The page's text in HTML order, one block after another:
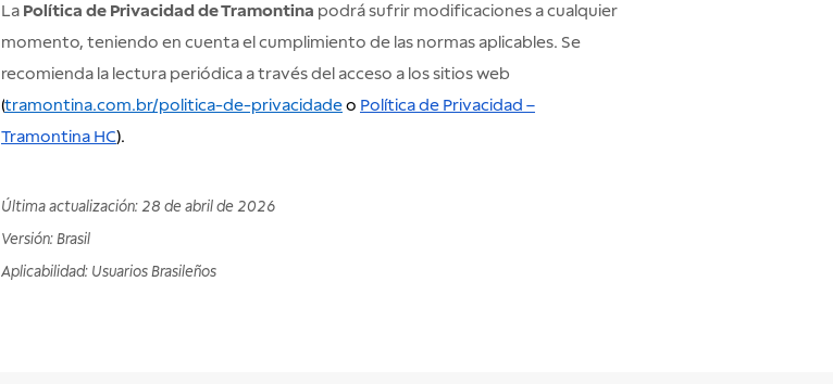
La Política de Privacidad de Tramontina podrá sufrir modificaciones a cualquier
momento, teniendo en cuenta el cumplimiento de las normas aplicables. Se
recomienda la lectura periódica a través del acceso a los sitios web
(tramontina.com.br/politica-de-privacidadeo Política de Privacidad –
Tramontina HC).
Última actualización: 28 de abril de 2026
Versión: Brasil
Aplicabilidad: Usuarios Brasileños